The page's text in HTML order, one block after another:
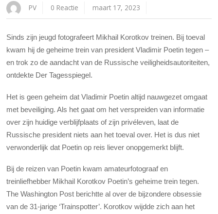
PV 0 Reactie maart 17, 2023
Sinds zijn jeugd fotografeert Mikhail Korotkov treinen. Bij toeval
kwam hij de geheime trein van president Vladimir Poetin tegen –
en trok zo de aandacht van de Russische veiligheidsautoriteiten,
ontdekte Der Tagesspiegel.
Het is geen geheim dat Vladimir Poetin altijd nauwgezet omgaat
met beveiliging. Als het gaat om het verspreiden van informatie
over zijn huidige verblijfplaats of zijn privéleven, laat de
Russische president niets aan het toeval over. Het is dus niet
verwonderlijk dat Poetin op reis liever onopgemerkt blijft.
Bij de reizen van Poetin kwam amateurfotograaf en
treinliefhebber Mikhail Korotkov Poetin’s geheime trein tegen.
The Washington Post berichtte al over de bijzondere obsessie
van de 31-jarige ‘Trainspotter’. Korotkov wijdde zich aan het